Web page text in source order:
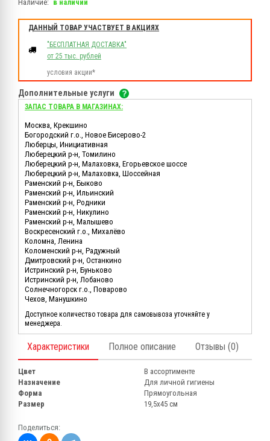
Наличие: в наличии
ДАННЫЙ ТОВАР УЧАСТВУЕТ В АКЦИЯХ
"БЕСПЛАТНАЯ ДОСТАВКА"
от 25 тыс. рублей
условия акции*
Дополнительные услуги
ЗАПАС ТОВАРА В МАГАЗИНАХ:
Москва, Крекшино
Богородский г.о., Новое Бисерово-2
Люберцы, Инициативная
Люберецкий р-н, Томилино
Люберецкий р-н, Малаховка, Егорьевское шоссе
Люберецкий р-н, Малаховка, Шоссейная
Раменский р-н, Быково
Раменский р-н, Ильинский
Раменский р-н, Родники
Раменский р-н, Никулино
Раменский р-н, Малышево
Воскресенский г.о., Михалёво
Коломна, Ленина
Коломенский р-н, Радужный
Дмитровский р-н, Останкино
Истринский р-н, Буньково
Истринский р-н, Лобаново
Солнечногорск г.о., Поварово
Чехов, Манушкино
Доступное количество товара для самовывоза уточняйте у
менеджера.
Характеристики Полное описание Отзывы (0)
Цвет
В ассортименте
Назначение
Для личной гигиены
Форма
Прямоугольная
Размер
19,5х45 см
Поделиться: